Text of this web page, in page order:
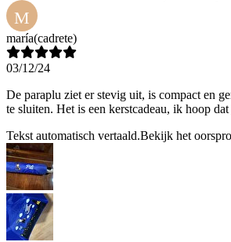
M
maría(cadrete)
03/12/24
De paraplu ziet er stevig uit, is compact en
te sluiten. Het is een kerstcadeau, ik hoop
Tekst automatisch vertaald.Bekijk het